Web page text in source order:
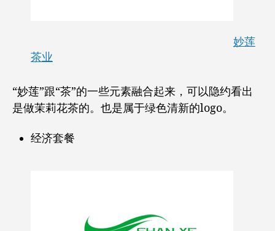
妙莲
茶业
“妙莲”跟“茶”的一些元素融合起来，可以隐约看出
是做茉莉花茶的。也是属于绿色清新的logo。
经济套餐